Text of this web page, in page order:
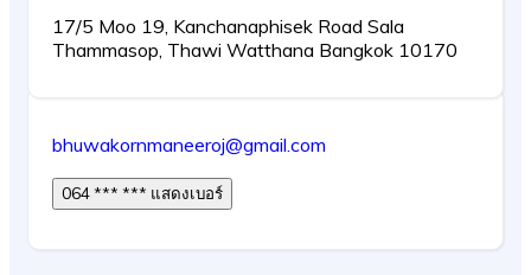
17/5 Moo 19, Kanchanaphisek Road Sala
Thammasop, Thawi Watthana Bangkok 10170
bhuwakornmaneeroj@gmail.com
064 *** *** แสดงเบอร์